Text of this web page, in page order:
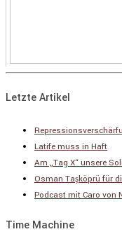
Letzte Artikel
Latife muss in Haft
Am „Tag X“ unsere
Osman Taşköprü für
Podcast mit Caro von
Time Machine